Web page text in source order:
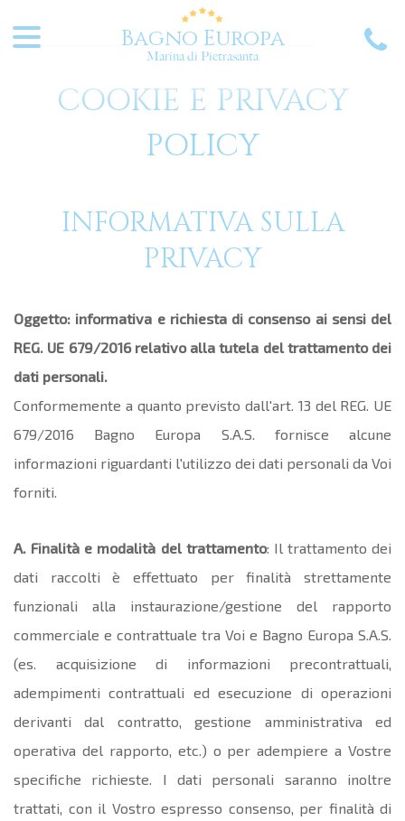
Bagno Europa
Marina di Pietrasanta
COOKIE E PRIVACY
POLICY
INFORMATIVA SULLA
PRIVACY
Oggetto: informativa e richiesta di consenso ai sensi del
REG. UE 679/2016 relativo alla tutela del trattamento dei
dati personali.
Conformemente a quanto previsto dall'art. 13 del REG. UE
679/2016 Bagno Europa S.A.S. fornisce alcune
informazioni riguardanti l'utilizzo dei dati personali da Voi
forniti.
A. Finalità e modalità del trattamento: Il trattamento dei
dati raccolti è effettuato per finalità strettamente
funzionali alla instaurazione/gestione del rapporto
commerciale e contrattuale tra Voi e Bagno Europa S.A.S.
(es. acquisizione di informazioni precontrattuali,
adempimenti contrattuali ed esecuzione di operazioni
derivanti dal contratto, gestione amministrativa ed
operativa del rapporto, etc.) o per adempiere a Vostre
specifiche richieste. I dati personali saranno inoltre
trattati, con il Vostro espresso consenso, per finalità di